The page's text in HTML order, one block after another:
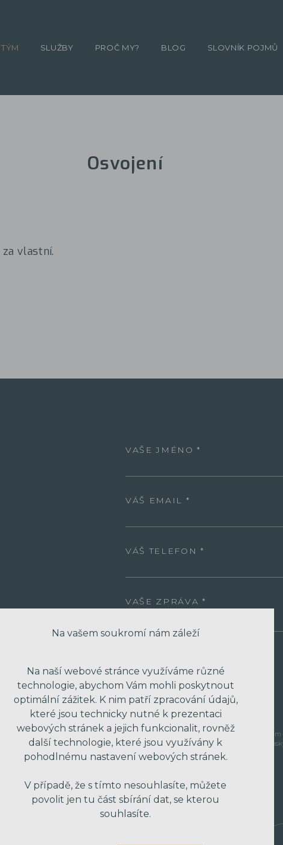
Osvojení
vlastní.
VAŠE JMÉNO
VÁŠ EMAIL
VÁŠ TELEFON
VAŠE ZPRÁVA
* Odesláním formuláře souhlasím se
obchodní nabídky. Vaše osobní údaje dále
SLUŽBY PROČ MY? BLOG SLOVNÍK POJMŮ
Na vašem soukromí nám záleží
Na naší webové stránce využíváme různé
technologie, abychom Vám mohli poskytnout
optimální zážitek. K nim patří zpracování údajů,
které jsou technicky nutné k prezentaci
webových stránek a jejich funkcionalit, rovněž
další technologie, které jsou využívány k
pohodlnému nastavení webových stránek.
V případě, že s tímto nesouhlasíte, můžete
povolit jen tu část sbírání dat, se kterou
souhlasíte.